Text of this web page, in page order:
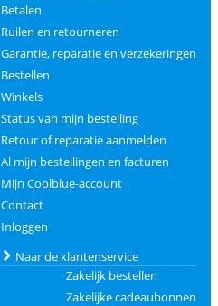
Betalen
Ruilen en retourneren
Garantie, reparatie en verzekeringen
Bestellen
Winkels
Status van mijn bestelling
Retour of reparatie aanmelden
Al mijn bestellingen en facturen
Mijn Coolblue-account
Contact
Inloggen
Naar de klantenservice
Zakelijk bestellen
Zakelijke cadeaubonnen